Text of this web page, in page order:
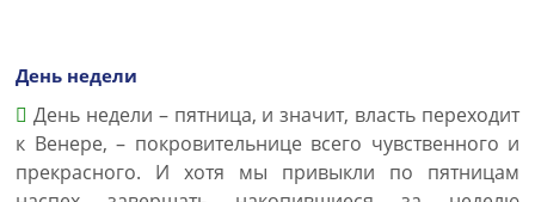
День недели
День недели – пятница, и значит, власть переходит
к Венере, – покровительнице всего чувственного и
прекрасного. И хотя мы привыкли по пятницам